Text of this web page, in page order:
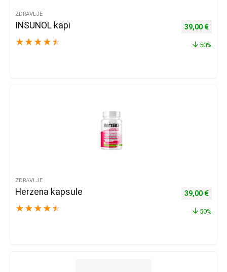
ZDRAVLJE
INSUNOL kapi
★ ★ ★ ★ ★
Izvorna
39,00 €
50%
ZDRAVLJE
Herzena kapsule
★ ★ ★ ★ ★
Izvorna
39,00 €
50%